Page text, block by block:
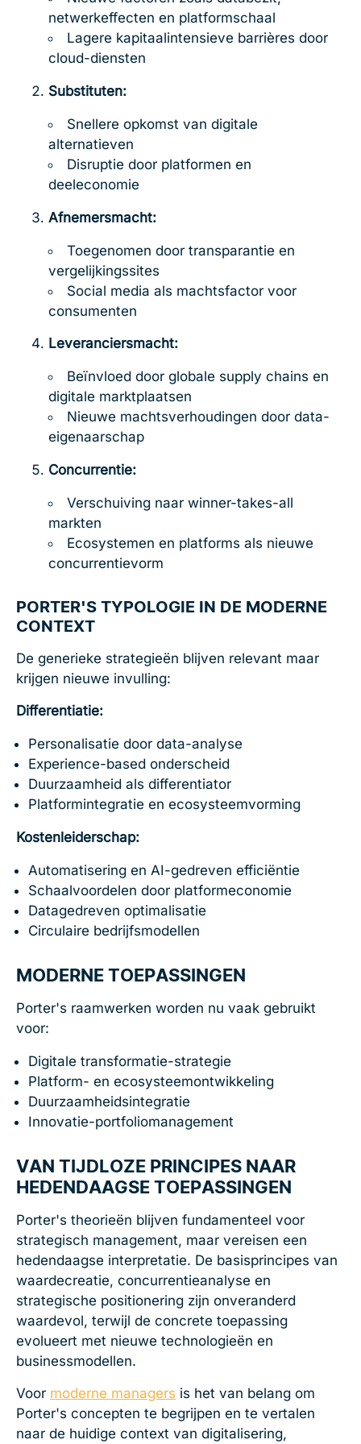
netwerkeffecten en platformschaal
Lagere kapitaalintensieve barrières door
cloud-diensten
Substituten:
Snellere opkomst van digitale
alternatieven
Disruptie door platformen en
deeleconomie
Afnemersmacht:
Toegenomen door transparantie en
vergelijkingssites
Social media als machtsfactor voor
consumenten
Leveranciersmacht:
Beïnvloed door globale supply chains en
digitale marktplaatsen
Nieuwe machtsverhoudingen door data-
eigenaarschap
Concurrentie:
Verschuiving naar winner-takes-all
markten
Ecosystemen en platforms als nieuwe
concurrentievorm
PORTER'S TYPOLOGIE IN DE MODERNE
CONTEXT
De generieke strategieën blijven relevant maar
krijgen nieuwe invulling:
Differentiatie:
Personalisatie door data-analyse
Experience-based onderscheid
Duurzaamheid als differentiator
Platformintegratie en ecosysteemvorming
Kostenleiderschap:
Automatisering en AI-gedreven efficiëntie
Schaalvoordelen door platformeconomie
Datagedreven optimalisatie
Circulaire bedrijfsmodellen
MODERNE TOEPASSINGEN
Porter's raamwerken worden nu vaak gebruikt
voor:
Digitale transformatie-strategie
Platform- en ecosysteemontwikkeling
Duurzaamheidsintegratie
Innovatie-portfoliomanagement
VAN TIJDLOZE PRINCIPES NAAR
HEDENDAAGSE TOEPASSINGEN
Porter's theorieën blijven fundamenteel voor
strategisch management, maar vereisen een
hedendaagse interpretatie. De basisprincipes van
waardecreatie, concurrentieanalyse en
strategische positionering zijn onveranderd
waardevol, terwijl de concrete toepassing
evolueert met nieuwe technologieën en
businessmodellen.
Voor moderne managers is het van belang om
Porter's concepten te begrijpen en te vertalen
naar de huidige context van digitalisering,